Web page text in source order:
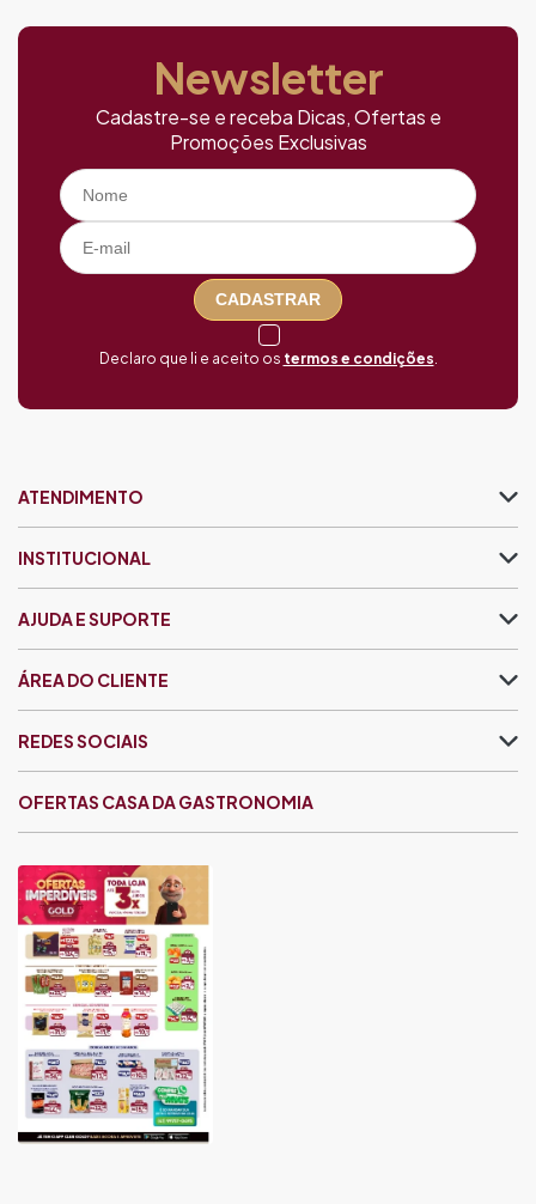
Newsletter
Cadastre-se e receba Dicas, Ofertas e
Promoções Exclusivas
CADASTRAR
Declaro que li e aceito os termos e condições
ATENDIMENTO
INSTITUCIONAL
AJUDA E SUPORTE
ÁREA DO CLIENTE
OFERTAS CASA DA GASTRONOMIA
REDES SOCIAIS